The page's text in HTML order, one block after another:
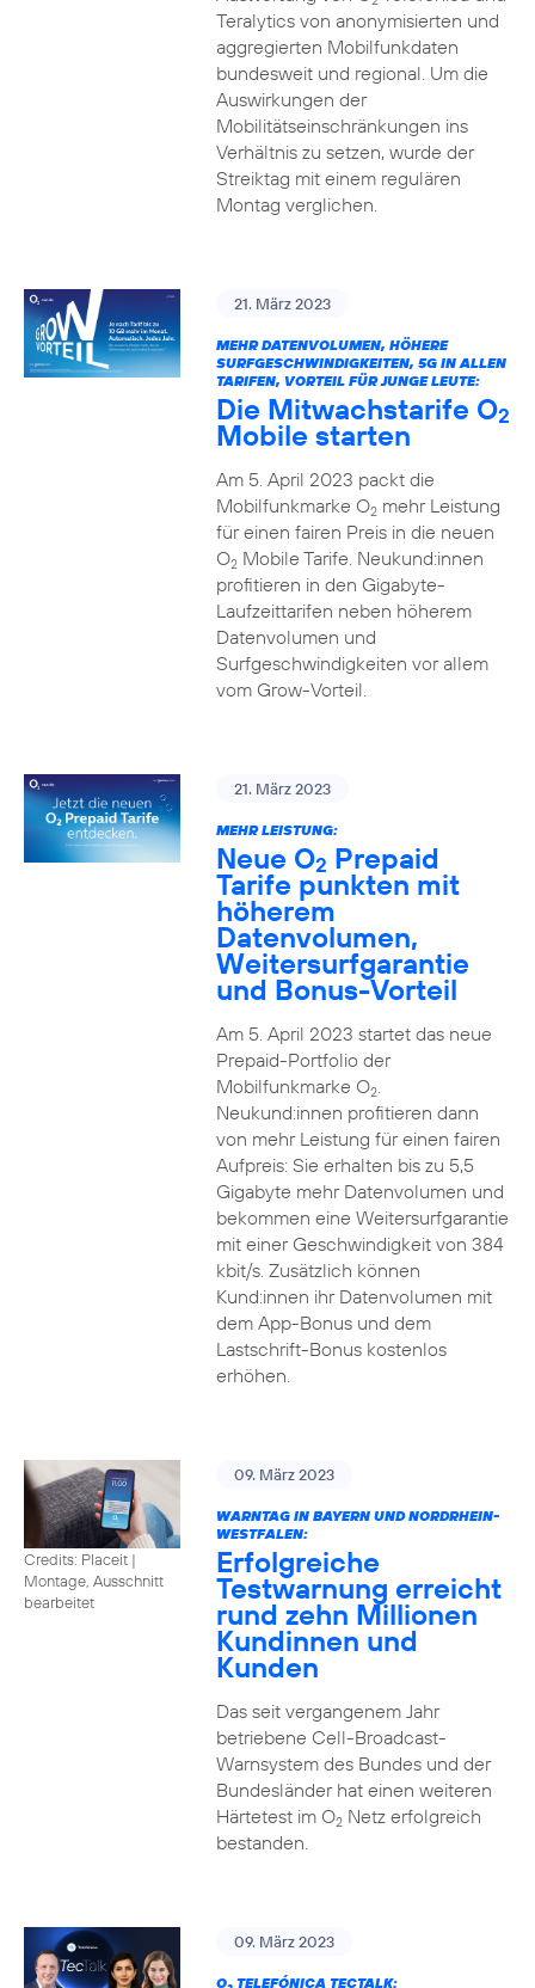
Teralytics von anonymisierten und
aggregierten Mobilfunkdaten
bundesweit und regional. Um die
Auswirkungen der
Mobilitätseinschränkungen ins
Verhältnis zu setzen, wurde der
Streiktag mit einem regulären
Montag verglichen.
21. März 2023
MEHR DATENVOLUMEN, HÖHERE
SURFGESCHWINDIGKEITEN, 5G IN ALLEN
TARIFEN, VORTEIL FÜR JUNGE LEUTE:
Die Mitwachstarife O2
Mobile starten
Am 5. April 2023 packt die
Mobilfunkmarke O2mehr Leistung
für einen fairen Preis in die neuen
O2Mobile Tarife. Neukund:innen
profitieren in den Gigabyte-
Laufzeittarifen neben höherem
Datenvolumen und
Surfgeschwindigkeiten vor allem
vom Grow-Vorteil.
21. März 2023
MEHR LEISTUNG:
Neue O2 Prepaid
Tarife punkten mit
höherem
Datenvolumen,
Weitersurfgarantie
und Bonus-Vorteil
Am 5. April 2023 startet das neue
Prepaid-Portfolio der
Mobilfunkmarke O2.
Neukund:innen profitieren dann
von mehr Leistung für einen fairen
Aufpreis: Sie erhalten bis zu 5,5
Gigabyte mehr Datenvolumen und
bekommen eine Weitersurfgarantie
mit einer Geschwindigkeit von 384
kbit/s. Zusätzlich können
Kund:innen ihr Datenvolumen mit
dem App-Bonus und dem
Lastschrift-Bonus kostenlos
erhöhen.
Credits: Placeit |
Montage, Ausschnitt
bearbeitet
09. März 2023
WARNTAG IN BAYERN UND NORDRHEIN-
WESTFALEN:
Erfolgreiche
Testwarnung erreicht
rund zehn Millionen
Kundinnen und
Kunden
Das seit vergangenem Jahr
betriebene Cell-Broadcast-
Warnsystem des Bundes und der
Bundesländer hat einen weiteren
Härtetest im O2Netz erfolgreich
bestanden.
09. März 2023
O TELEFÓNICA TECTALK: